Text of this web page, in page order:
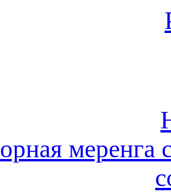
меренга